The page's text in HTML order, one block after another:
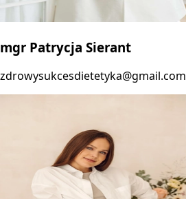
mgr Patrycja Sierant
zdrowysukcesdietetyka@gmail.com